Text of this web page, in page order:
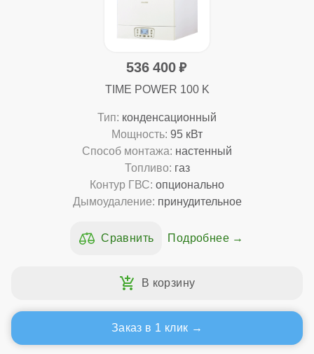
536 400
TIME POWER 100 K
Тип: конденсационный
Мощность: 95 кВт
Способ монтажа: настенный
Топливо: газ
Контур ГВС: опционально
Дымоудаление: принудительное
Подробнее
Заказ в 1 клик